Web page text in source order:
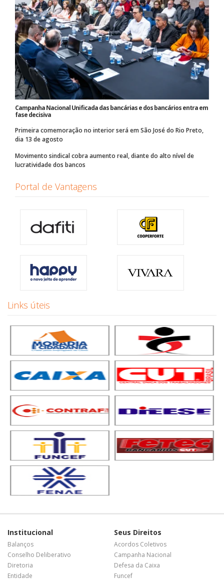
Campanha Nacional Unificada das bancárias e dos bancários entra em
fase decisiva
Primeira comemoração no interior será em São José do Rio Preto,
dia 13 de agosto
Movimento sindical cobra aumento real, diante do alto nível de
lucratividade dos bancos
Portal de Vantagens
Links úteis
Institucional
Balanços
Conselho Deliberativo
Diretoria
Entidade
Seus Direitos
Acordos Coletivos
Campanha Nacional
Defesa da Caixa
Funcef